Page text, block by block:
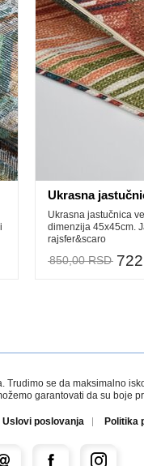
Ukrasna
Ukrasna jastučnica
dimenzija 45x45cm.
rajsfer&scaro
850,00 RSD
se da maksimalno
garantovati da su boje
Uslovi poslovanja Politika